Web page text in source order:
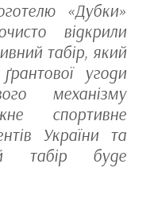
«Дубки»
відкрили
табір, який
угоди
механізму
спортивне
України та
табір буде